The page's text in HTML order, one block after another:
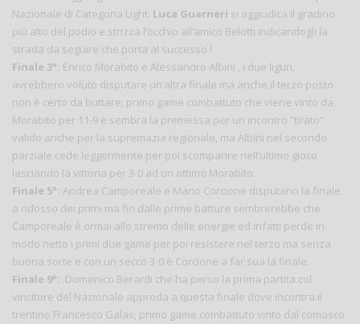
Nazionale di Categoria Light. Luca Guarneri si aggiudica il gradino
più alto del podio e strizza l’occhio all’amico Belotti indicandogli la
strada da seguire che porta al successo !
Finale 3°: Enrico Morabito e Alessandro Albini , i due liguri,
avrebbero voluto disputare un’altra finale ma anche il terzo posto
non è certo da buttare; primo game combattuto che viene vinto da
Morabito per 11-9 e sembra la premessa per un incontro “tirato”
valido anche per la supremazia regionale, ma Albini nel secondo
parziale cede leggermente per poi scomparire nell’ultimo gioco
lasciando la vittoria per 3-0 ad un ottimo Morabito.
Finale 5°: Andrea Camporeale e Mario Corcione disputano la finale
a ridosso dei primi ma fin dalle prime batture sembrerebbe che
Camporeale è ormai allo stremo delle energie ed infatti perde in
modo netto i primi due game per poi resistere nel terzo ma senza
buona sorte e con un secco 3-0 è Corcione a far sua la finale.
Finale 9°: .Domenico Berardi che ha perso la prima partita col
vincitore del Nazionale approda a questa finale dove incontra il
trentino Francesco Galas; primo game combattuto vinto dal comasco